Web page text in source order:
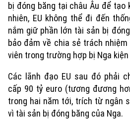
bị đóng băng tại châu Âu để tạo
nhiên, EU không thể đi đến
nắm giữ phần lớn tài sản bị
bảo đảm về chia sẻ trách
viên trong trường hợp bị Nga
Các lãnh đạo EU sau đó phải
cấp 90 tỷ euro (tương đương
trong hai năm tới, trích từ ngân
vì tài sản bị đóng băng của Nga.